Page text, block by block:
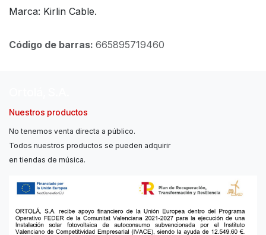
Marca: Kirlin Cable.
Código de barras: 665895719460
Nuestros productos
No tenemos venta directa a público.
Todos nuestros productos se pueden adquirir
en tiendas de música.